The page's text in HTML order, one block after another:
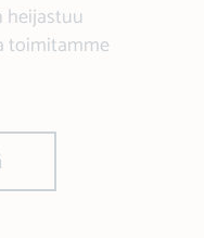
heijastuu
toimitamme